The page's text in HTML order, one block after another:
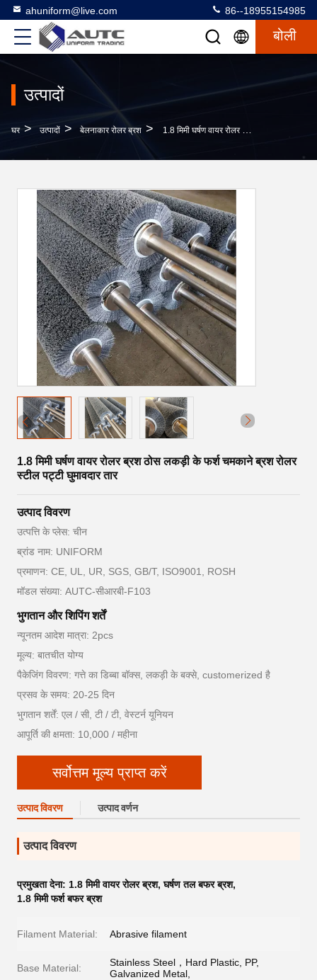
ahuniform@live.com 86--18955154985
बोली
उत्पादों
घर > उत्पादों > बेलनाकार रोलर ब्रश > 1.8 मिमी घर्षण वायर रोलर ब्रश ठोस लकड़ी के फर्श चमकाने ब्रश रोलर स्टील पट्टी घुमावदार तार
1.8 मिमी घर्षण वायर रोलर ब्रश ठोस लकड़ी के फर्श चमकाने ब्रश रोलर
स्टील पट्टी घुमावदार तार
उत्पाद विवरण
उत्पत्ति के प्लेस: चीन
ब्रांड नाम: UNIFORM
प्रमाणन: CE, UL, UR, SGS, GB/T, ISO9001, ROSH
मॉडल संख्या: AUTC-सीआरबी-F103
भुगतान और शिपिंग शर्तें
न्यूनतम आदेश मात्रा: 2pcs
मूल्य: बातचीत योग्य
पैकेजिंग विवरण: गत्ते का डिब्बा बॉक्स, लकड़ी के बक्से, customerized है
प्रसव के समय: 20-25 दिन
भुगतान शर्तें: एल / सी, टी / टी, वेस्टर्न यूनियन
आपूर्ति की क्षमता: 10,000 / महीना
सर्वोत्तम मूल्य प्राप्त करें
उत्पाद विवरण उत्पाद वर्णन
उत्पाद विवरण
प्रमुखता देना: 1.8 मिमी वायर रोलर ब्रश,घर्षण तल बफर ब्रश,
1.8 मिमी फर्श बफर ब्रश
Filament Material: Abrasive filament
Base Material:
Stainless Steel，Hard Plastic, PP,
Galvanized Metal,